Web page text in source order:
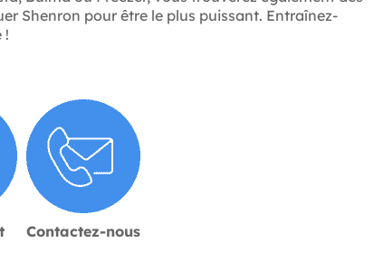
Shenron pour être le plus puissant. Entraînez-
!
Contactez-nous